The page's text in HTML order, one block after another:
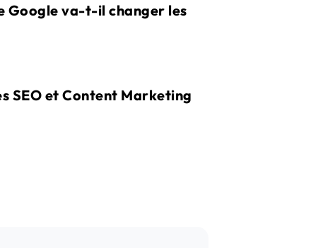
Google va-t-il changer les
SEO et Content Marketing